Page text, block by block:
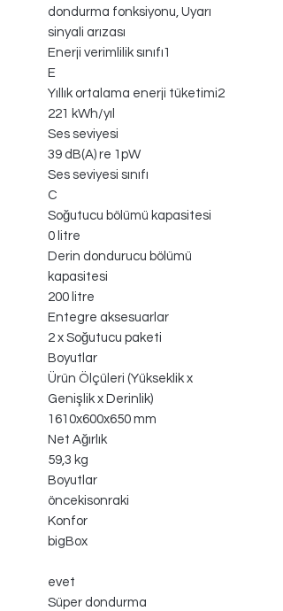
dondurma fonksiyonu, Uyarı
sinyali arızası
Enerji verimlilik sınıfı1
E
Yıllık ortalama enerji tüketimi2
221 kWh/yıl
Ses seviyesi
39 dB(A) re 1pW
Ses seviyesi sınıfı
C
Soğutucu bölümü kapasitesi
0 litre
Derin dondurucu bölümü
kapasitesi
200 litre
Entegre aksesuarlar
2 x Soğutucu paketi
Boyutlar
Ürün Ölçüleri (Yükseklik x
Genişlik x Derinlik)
1610x600x650 mm
Net Ağırlık
59,3 kg
Boyutlar
öncekisonraki
Konfor
bigBox
evet
Süper dondurma